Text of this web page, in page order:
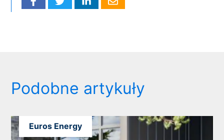
Podobne artykuły
Euros Energy